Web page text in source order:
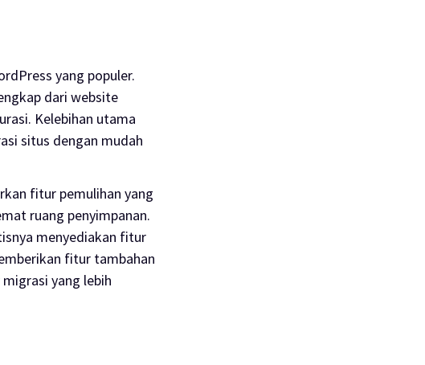
yang populer.
dari website
Kelebihan utama
situs dengan mudah
fitur pemulihan yang
ruang penyimpanan.
menyediakan fitur
fitur tambahan
yang lebih